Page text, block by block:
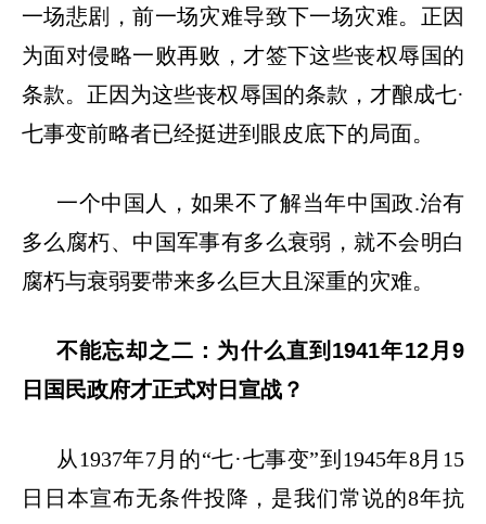
一场悲剧，前一场灾难导致下一场灾难。正因
为面对侵略一败再败，才签下这些丧权辱国的
条款。正因为这些丧权辱国的条款，才酿成七·
七事变前略者已经挺进到眼皮底下的局面。
一个中国人，如果不了解当年中国政.治有
多么腐朽、中国军事有多么衰弱，就不会明白
腐朽与衰弱要带来多么巨大且深重的灾难。
不能忘却之二：为什么直到 1941年12月9
日国民政府才正式对日宣战？
从1937年7月的“七·七事变”到1945年8月15
日日本宣布无条件投降，是我们常说的8年抗